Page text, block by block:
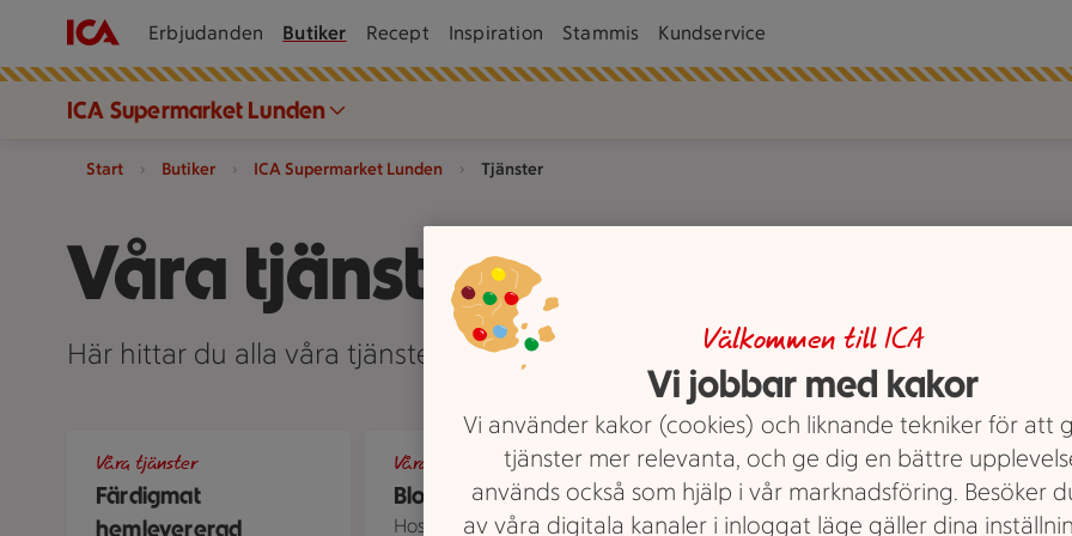
Erbjudanden Butiker Recept Inspiration Stammis Kundservice
ICA Supermarket Lunden
Start Butiker ICA Supermarket Lunden Tjänster
Våra tjänster
Här hittar du alla våra tjänster på ICA Supermarket Lunden.
Uppdukat bord med sallad, grillspett och flera takeout-rätter.
Färdigmat
hemlevererad
Våra tjänster
Blombukett sedd uppifrån
Blommor
Våra tjänster
Hos ICA Supermarket
Två äldre personer står vid en kundvagn i en
Seniorrabatt
Våra tjänster
På ICA Supermarket
En person
Post &
Våra
Välkommen till ICA
Vi jobbar med kakor
Vi använder kakor (cookies) och liknande tekniker för att
tjänster mer relevanta, och ge dig en bättre
används också som hjälp i vår marknadsföring. Besöker
av våra digitala kanaler i inloggat läge gäller dina